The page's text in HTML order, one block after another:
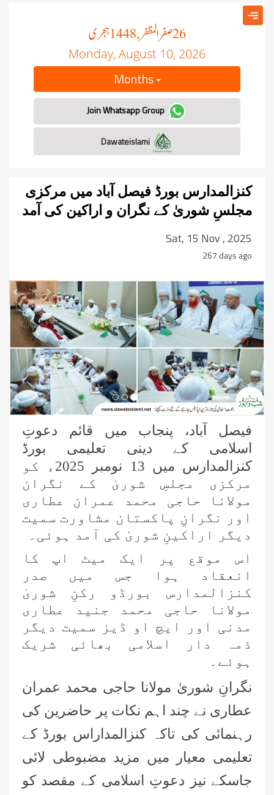
26صفر المظفر, 1448 ہجری
Monday, August 10, 2026
Months
Join Whatsapp Group
کنزالمدارس بورڈ فیصل آباد میں مرکزی
مجلسِ شوریٰ کے نگران و اراکین کی آمد
Sat, 15 Nov , 2025
267 days ago
Next
فیصل آباد، پنجاب میں قائم دعوتِ
اسلامی کے دینی تعلیمی بورڈ
کنزالمدارس میں 13 نومبر 2025ء کو
مرکزی مجلسِ شوریٰ کے نگران
مولانا حاجی محمد عمران عطاری
اور نگرانِ پاکستان مشاورت سمیت
دیگر اراکینِ شوریٰ کی آمد ہوئی۔
اس موقع پر ایک میٹ اپ کا
انعقاد ہوا جس میں صدر
کنزالمدارس بورڈو رکنِ شوریٰ
مولانا حاجی محمد جنید عطاری
مدنی اور ایچ او ڈیز سمیت دیگر
ذمہ دار اسلامی بھائی شریک
ہوئے۔
نگرانِ شوریٰ مولانا حاجی محمد عمران
عطاری نے چند اہم نکات پر حاضرین کی
رہنمائی کی تاکہ کنزالمداراس بورڈ کے
تعلیمی معیار میں مزید مضبوطی لائی
جاسکے نیز دعوتِ اسلامی کے مقصد کو
فیصل آباد وسرگودھا ڈویژن کے تمام
اسٹاف کا سنتوں بھرااجتماع